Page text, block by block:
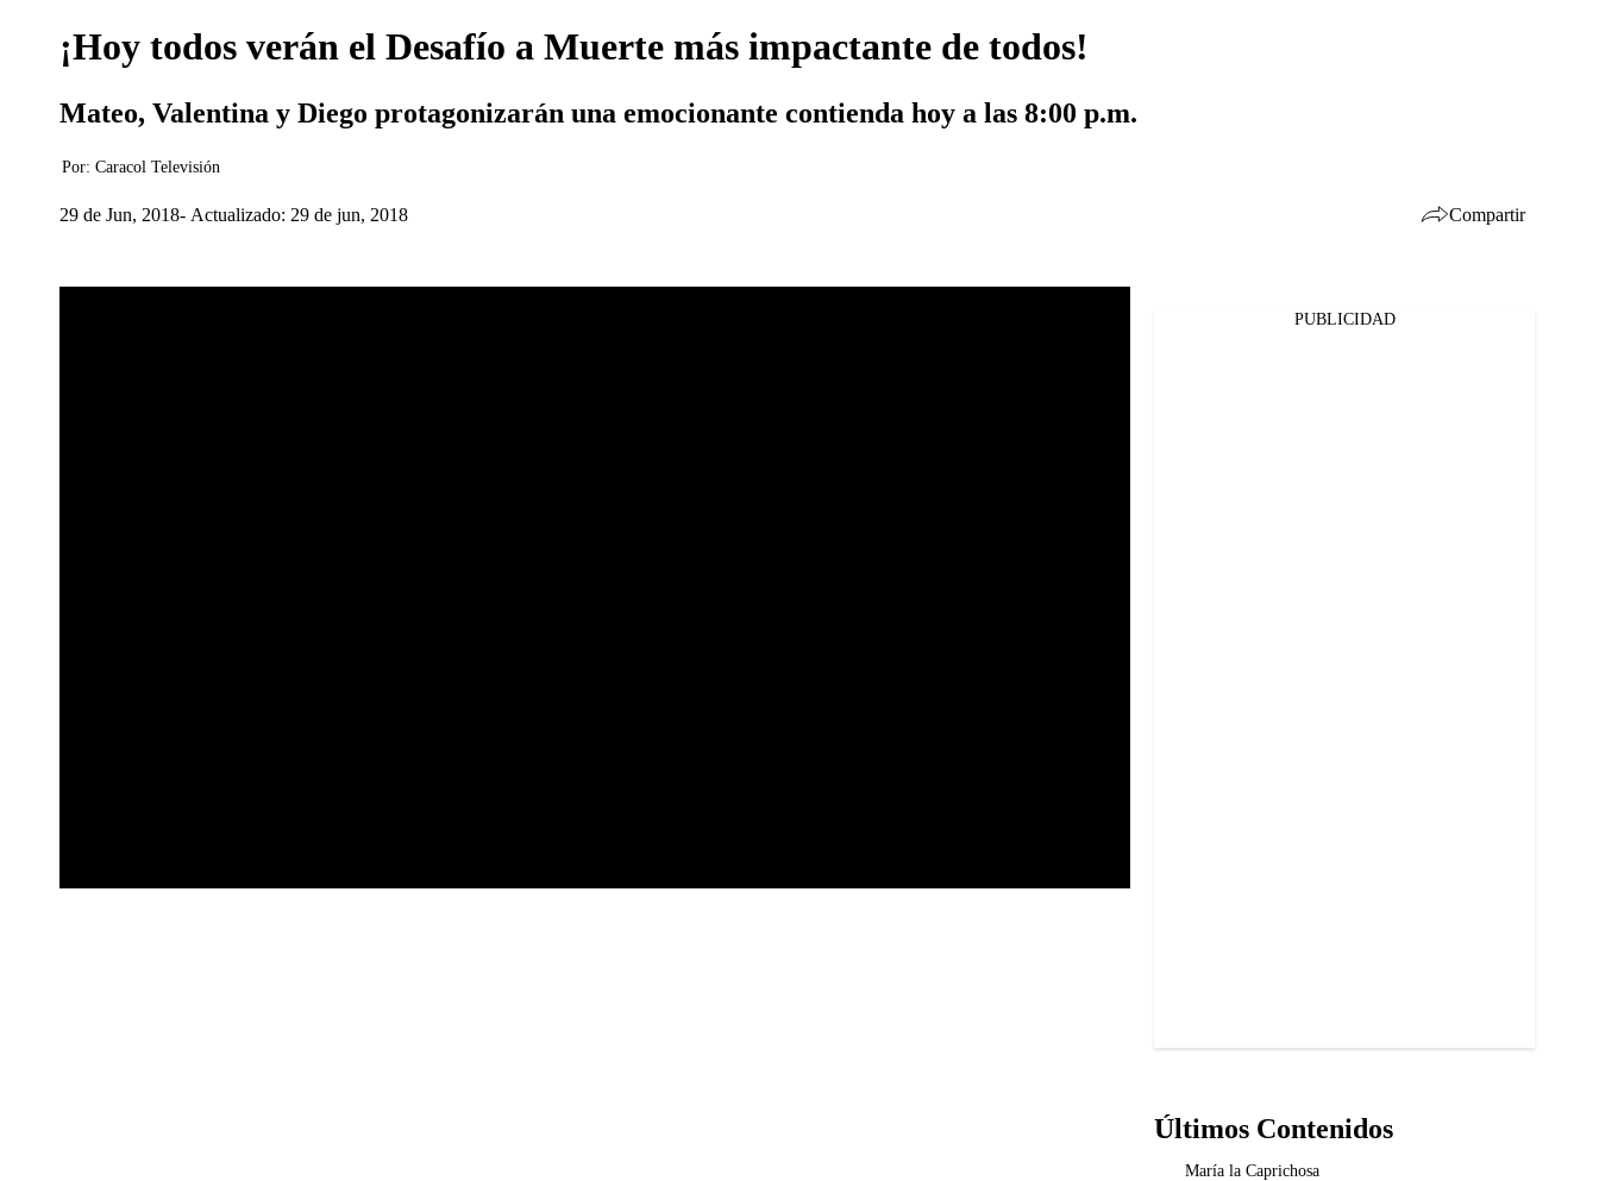
¡Hoy todos verán el Desafío a Muerte más impactante de todos!
Mateo, Valentina y Diego protagonizarán una emocionante contienda hoy a las 8:00 p.m.
Por: Caracol Televisión
29 de Jun, 2018 Actualizado: 29 de jun, 2018 Compartir
PUBLICIDAD
Últimos Contenidos
María la Caprichosa